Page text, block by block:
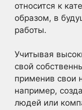
относится к
образом, в
работы.
Учитывая
свой
применив свои
например,
людей или